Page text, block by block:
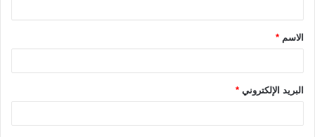
ق
*الاسم *
البريد الإلكتروني *